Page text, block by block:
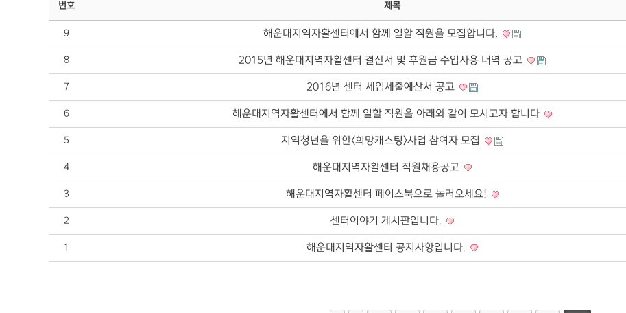
번호 제목
9 해운대지역자활센터에서 함께 일할 직원을 모집합니다.
8 2015년 해운대지역자활센터 결산서 및 후원금 수입사용 내역 공고
7 2016년 센터 세입세출예산서 공고
6 해운대지역자활센터에서 함께 일할 직원을 아래와 같이 모시고자 합니다
5 지역청년을 위한<희망캐스팅>사업 참여자 모집
4 해운대지역자활센터 직원채용공고
3 해운대지역자활센터 페이스북으로 놀러오세요!
2 센터이야기 게시판입니다.
1 해운대지역자활센터 공지사항입니다.